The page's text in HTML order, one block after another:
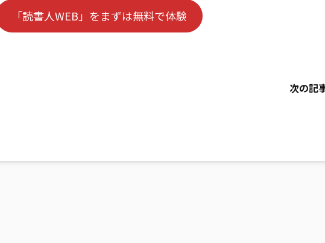
「読書人WEB」をまずは無料で体験
次の記